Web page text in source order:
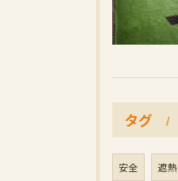
タグ
安全 遮熱